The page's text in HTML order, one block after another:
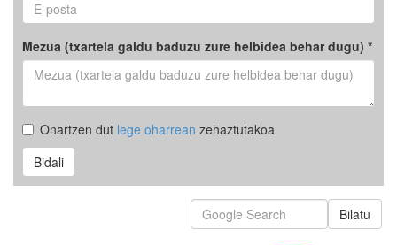
Mezua (txartela galdu baduzu zure helbidea behar dugu) *
Onartzen dut lege oharrean zehaztutakoa
Bidali
Bilatu